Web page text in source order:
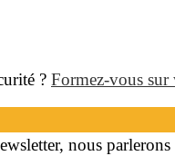
? Formez-vous
nous